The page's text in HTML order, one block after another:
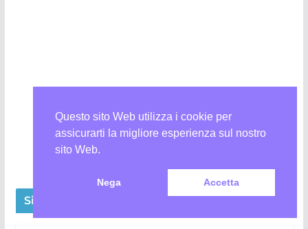
Carica altro
Siamo anche su Facebook
Questo sito Web utilizza i cookie per
assicurarti la migliore esperienza sul nostro
sito Web.
Nega Accetta